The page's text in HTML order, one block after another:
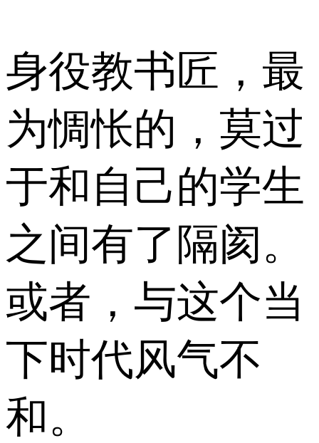
身役教书匠，最
为惆怅的，莫过
于和自己的学生
之间有了隔阂。
或者，与这个当
下时代风气不
和。